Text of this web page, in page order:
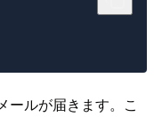
ールが届きます。こ